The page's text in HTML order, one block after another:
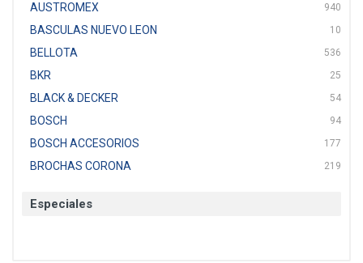
AUSTROMEX 940
BASCULAS NUEVO LEON 10
BELLOTA 536
BKR 25
BLACK & DECKER 54
BOSCH 94
BOSCH ACCESORIOS 177
BROCHAS CORONA 219
CAT
Especiales